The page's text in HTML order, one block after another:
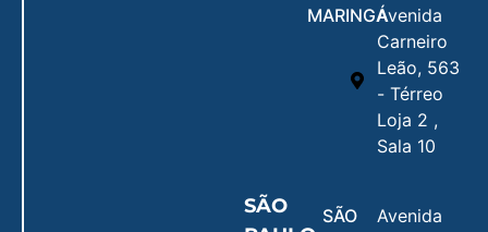
MARINGÁAvenida
Carneiro
Leão, 563
- Térreo
Loja 2 ,
Sala 10
SÃO
SÃO
Avenida